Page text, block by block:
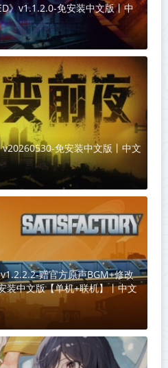
》v1.1.2.0-免安装中文版丨中
免安装中文版丨中文
赠官方原声BGM+修改
装中文版【单机+联机】丨中文